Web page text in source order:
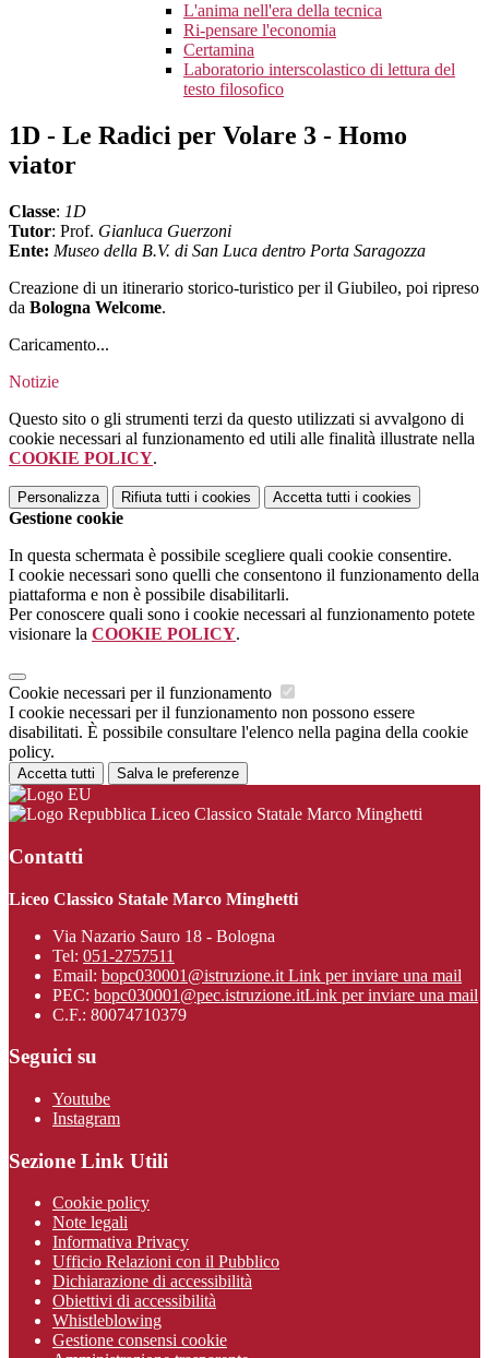
L'anima nell'era della tecnica
Ri-pensare l'economia
Certamina
Laboratorio interscolastico di lettura del
testo filosofico
1D - Le Radici per Volare 3 - Homo
viator
Classe: 1D
Tutor: Prof. Gianluca Guerzoni
Ente: Museo della B.V. di San Luca dentro Porta Saragozza
Creazione di un itinerario storico-turistico per il Giubileo, poi ripreso
da Bologna Welcome.
Caricamento...
Notizie
Questo sito o gli strumenti terzi da questo utilizzati si avvalgono di
cookie necessari al funzionamento ed utili alle finalità illustrate nella
COOKIE POLICY.
Personalizza Rifiuta tutti i cookies Accetta tutti i cookies
Gestione cookie
In questa schermata è possibile scegliere quali cookie consentire.
I cookie necessari sono quelli che consentono il funzionamento della
piattaforma e non è possibile disabilitarli.
Per conoscere quali sono i cookie necessari al funzionamento potete
visionare la COOKIE POLICY.
Cookie necessari per il funzionamento
I cookie necessari per il funzionamento non possono essere
disabilitati. È possibile consultare l'elenco nella pagina della cookie
policy.
Accetta tutti Salva le preferenze
Liceo Classico Statale Marco Minghetti
Contatti
Liceo Classico Statale Marco Minghetti
Via Nazario Sauro 18 - Bologna
Tel: 051-2757511
Email: bopc030001@istruzione.it Link per inviare una mail
PEC: bopc030001@pec.istruzione.itLink per inviare una mail
C.F.: 80074710379
Seguici su
Youtube
Instagram
Sezione Link Utili
Cookie policy
Note legali
Informativa Privacy
Ufficio Relazioni con il Pubblico
Dichiarazione di accessibilità
Obiettivi di accessibilità
Whistleblowing
Gestione consensi cookie